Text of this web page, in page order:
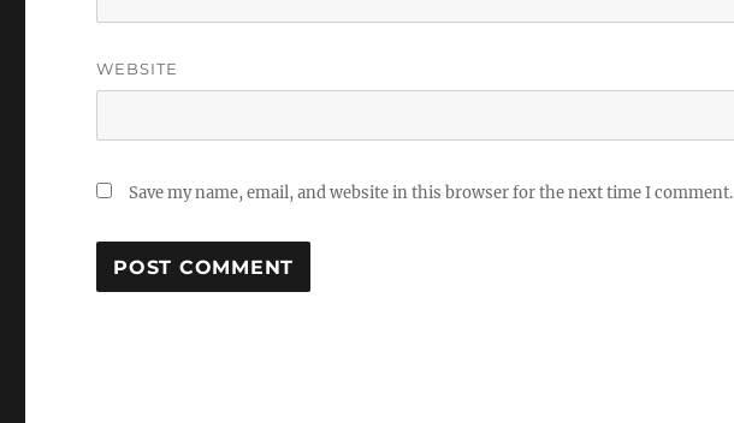
WEBSITE
Save my name, email, and website in this browser for the next time I comment.